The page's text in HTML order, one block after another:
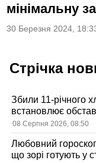
мінімальну
30 Березня 2024,
Стрічка
Збили 11-річного
встановлює
08 Серпня 2026, 08:50
Любовний
що зорі готують у